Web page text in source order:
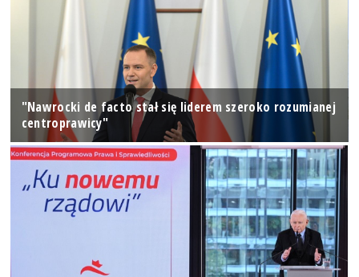
"Nawrocki de facto stał się liderem szeroko rozumianej
centroprawicy"